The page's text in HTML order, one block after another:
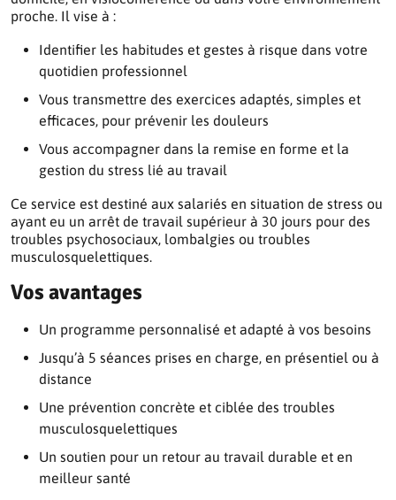
proche. Il vise à :
Identifier les habitudes et gestes à risque dans votre
quotidien professionnel
Vous transmettre des exercices adaptés, simples et
efficaces, pour prévenir les douleurs
Vous accompagner dans la remise en forme et la
gestion du stress lié au travail
Ce service est destiné aux salariés en situation de stress ou
ayant eu un arrêt de travail supérieur à 30 jours pour des
troubles psychosociaux, lombalgies ou troubles
musculosquelettiques.
Vos avantages
Un programme personnalisé et adapté à vos besoins
Jusqu’à 5 séances prises en charge, en présentiel ou à
distance
Une prévention concrète et ciblée des troubles
musculosquelettiques
Un soutien pour un retour au travail durable et en
meilleur santé